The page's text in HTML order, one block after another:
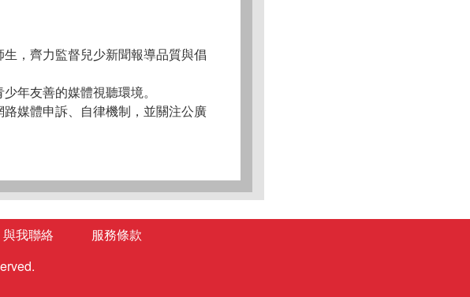
，齊力監督兒少新聞報導品質與倡
年友善的媒體視聽環境。
媒體申訴、自律機制，並關注公廣
與我聯絡
服務條款